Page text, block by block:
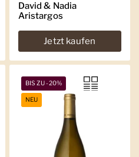
David & Nadia
Aristargos
Jetzt kaufen
BIS ZU -20%
NEU